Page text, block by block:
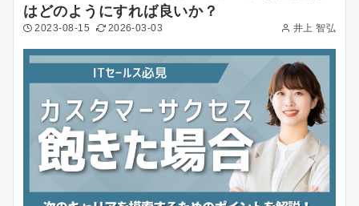
はどのようにすれば良いか？
2023-08-15 2026-03-03 井上 智弘